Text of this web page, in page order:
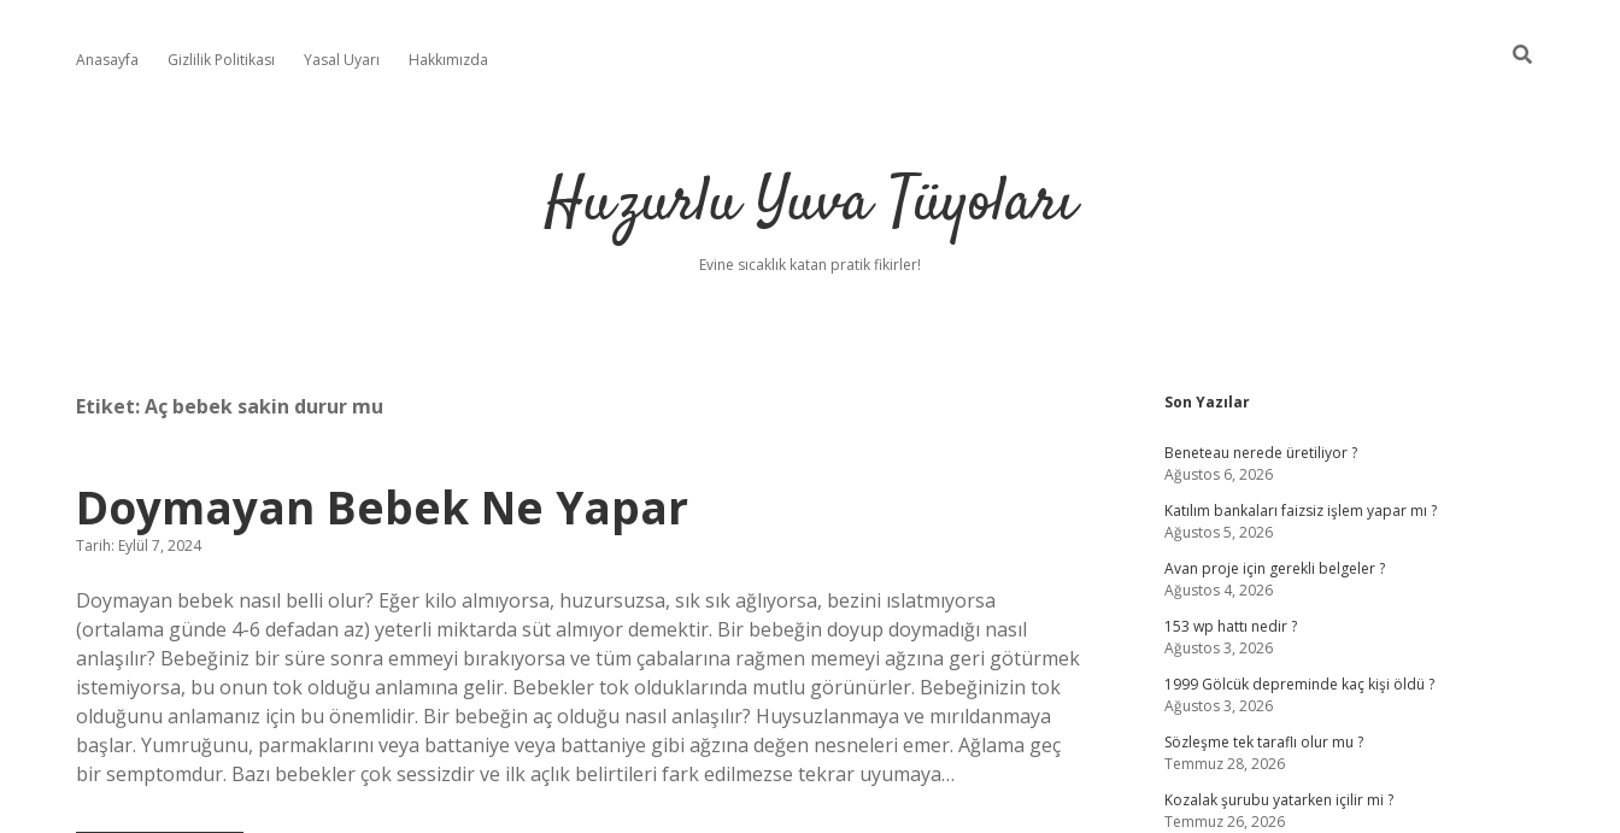
Anasayfa Gizlilik Politikası Yasal Uyarı Hakkımızda
Huzurlu Yuva Tüyoları
Evine sıcaklık katan pratik fikirler!
Etiket:Aç bebek sakin durur mu
Doymayan Bebek Ne Yapar
Tarih: Eylül 7, 2024
Doymayan bebek nasıl belli olur? Eğer kilo almıyorsa, huzursuzsa, sık sık ağlıyorsa, bezini ıslatmıyorsa
(ortalama günde 4-6 defadan az) yeterli miktarda süt almıyor demektir. Bir bebeğin doyup doymadığı nasıl
anlaşılır? Bebeğiniz bir süre sonra emmeyi bırakıyorsa ve tüm çabalarına rağmen memeyi ağzına geri götürmek
istemiyorsa, bu onun tok olduğu anlamına gelir. Bebekler tok olduklarında mutlu görünürler. Bebeğinizin tok
olduğunu anlamanız için bu önemlidir. Bir bebeğin aç olduğu nasıl anlaşılır? Huysuzlanmaya ve mırıldanmaya
başlar. Yumruğunu, parmaklarını veya battaniye veya battaniye gibi ağzına değen nesneleri emer. Ağlama geç
bir semptomdur. Bazı bebekler çok sessizdir ve ilk açlık belirtileri fark edilmezse tekrar uyumaya…
Sidebar
Son Yazılar
Beneteau nerede üretiliyor ?
Ağustos 6, 2026
Katılım bankaları faizsiz işlem yapar mı ?
Ağustos 5, 2026
Avan proje için gerekli belgeler ?
Ağustos 4, 2026
153 wp hattı nedir ?
Ağustos 3, 2026
1999 Gölcük depreminde kaç kişi öldü ?
Ağustos 3, 2026
Sözleşme tek taraflı olur mu ?
Temmuz 28, 2026
Kozalak şurubu yatarken içilir mi ?
Temmuz 26, 2026